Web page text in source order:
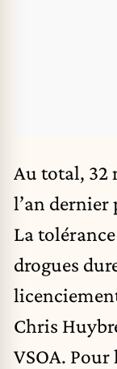
Au total, 32
l’an dernier
La
drogues
Chris
VSOA. Pour